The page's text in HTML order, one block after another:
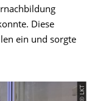
Diese
ein und sorgte
© LKT